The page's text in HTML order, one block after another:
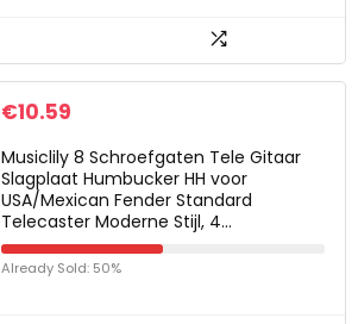
€10.59
Musiclily 8 Schroefgaten Tele Gitaar
Slagplaat Humbucker HH voor
USA/Mexican Fender Standard
Telecaster Moderne Stijl, 4…
Already Sold: 50%